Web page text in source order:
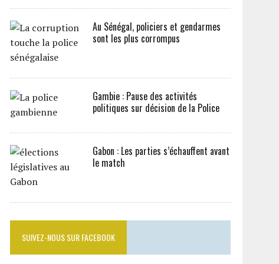
Au Sénégal, policiers et gendarmes
sont les plus corrompus
Gambie : Pause des activités
politiques sur décision de la Police
Gabon : Les parties s’échauffent avant
le match
SUIVEZ-NOUS SUR FACEBOOK